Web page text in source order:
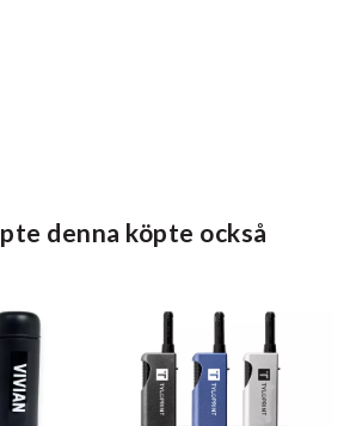
denna köpte också